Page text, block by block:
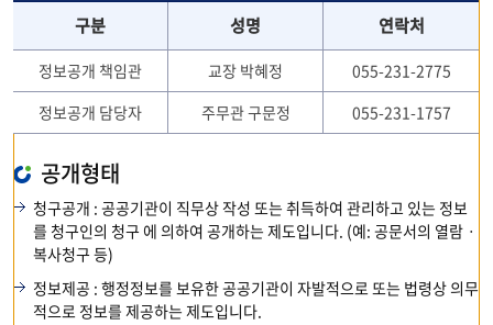
구분 성명 연락처
정보공개 책임관 교장 박혜정
055-231-2775
정보공개 담당자
주무관 구문정 055-231-1757
공개형태
청구공개 : 공공기관이 직무상 작성 또는 취득하여 관리하고 있는 정보
를 청구인의 청구 에 의하여 공개하는 제도입니다. (예: 공문서의 열람ㆍ
복사청구 등)
정보제공 : 행정정보를 보유한 공공기관이 자발적으로 또는 법령상 의무
적으로 정보를 제공하는 제도입니다.